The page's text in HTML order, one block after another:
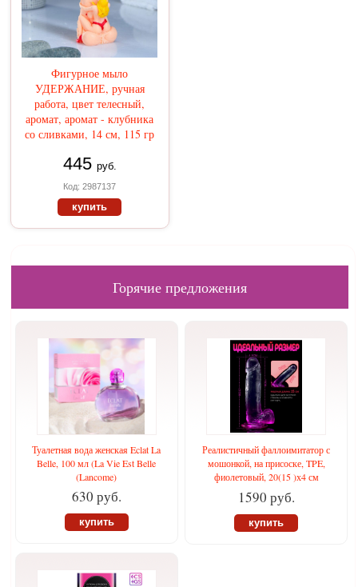
Фигурное мыло
УДЕРЖАНИЕ, ручная
работа, цвет телесный,
аромат, аромат - клубника
со сливками, 14 см, 115 гр
445 руб.
Код: 2987137
купить
Горячие предложения
Туалетная вода женская Eclat La
Belle, 100 мл (La Vie Est Belle
(Lancome)
630 руб.
купить
Реалистичный фаллоимитатор с
мошонкой, на присоске, TPE,
фиолетовый, 20(15 )х4 см
1590 руб.
купить